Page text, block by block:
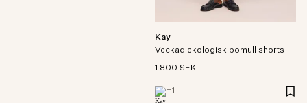
Kay
Veckad ekologisk bomull shorts
1 800 SEK
+1